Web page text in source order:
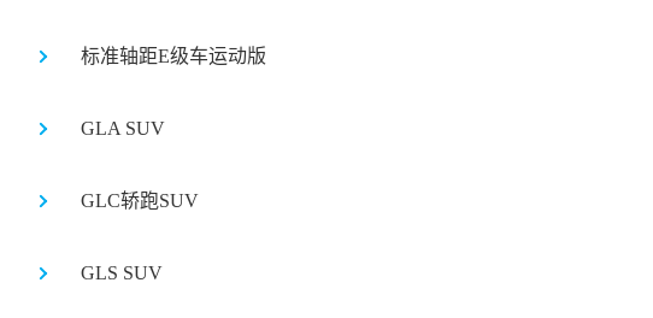
标准轴距E级车运动版
GLA SUV
GLC轿跑SUV
GLS SUV